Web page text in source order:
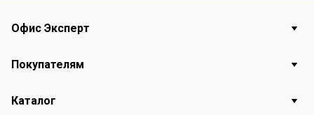
Офис Эксперт
Покупателям
Каталог